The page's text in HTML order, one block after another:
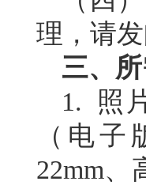
理，请
三、
1. 照
（电子
22mm、